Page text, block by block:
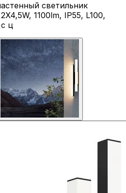
светильник
1100lm, IP55, L100,
ц